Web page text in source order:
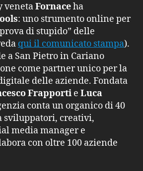
venetaFornaceha
: uno strumento online per
di stupido” delle
qui il comunicato stampa).
a San Pietro in Cariano
come partner unico per la
delle aziende. Fondata
Frapporti e Luca
conta un organico di 40
sviluppatori, creativi,
media manager e
con oltre 100 aziende